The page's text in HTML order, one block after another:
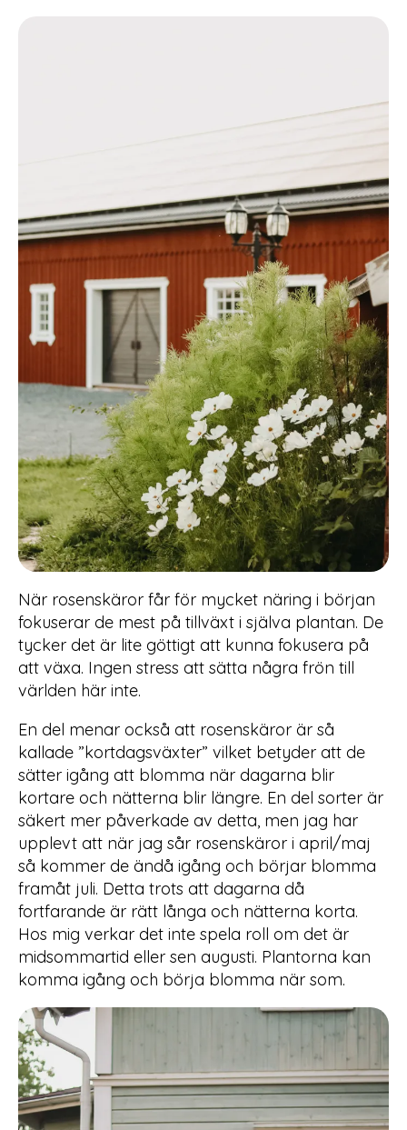
När rosenskäror får för mycket näring i början
fokuserar de mest på tillväxt i själva plantan. De
tycker det är lite göttigt att kunna fokusera på
att växa. Ingen stress att sätta några frön till
världen här inte.
En del menar också att rosenskäror är så
kallade ”kortdagsväxter” vilket betyder att de
sätter igång att blomma när dagarna blir
kortare och nätterna blir längre. En del sorter är
säkert mer påverkade av detta, men jag har
upplevt att när jag sår rosenskäror i april/maj
så kommer de ändå igång och börjar blomma
framåt juli. Detta trots att dagarna då
fortfarande är rätt långa och nätterna korta.
Hos mig verkar det inte spela roll om det är
midsommartid eller sen augusti. Plantorna kan
komma igång och börja blomma när som.